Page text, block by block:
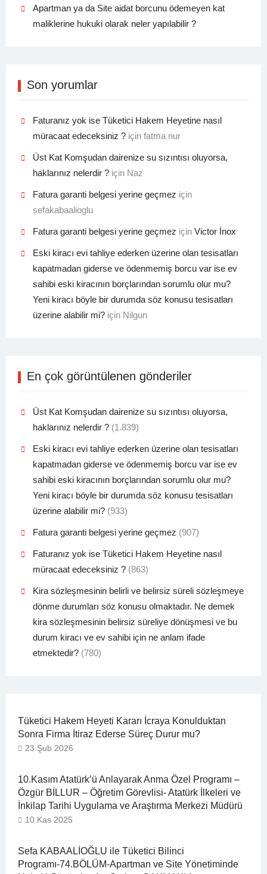
Apartman ya da Site aidat borcunu ödemeyen kat
maliklerine hukuki olarak neler yapılabilir ?
Son yorumlar
Faturanız yok ise Tüketici Hakem Heyetine nasıl
müracaat edeceksiniz ?için fatma nur
Üst Kat Komşudan dairenize su sızıntısı oluyorsa,
haklarınız nelerdir ?için Naz
Fatura garanti belgesi yerine geçmez için
sefakabaalioglu
Fatura garanti belgesi yerine geçmez için Victor İnox
Eski kiracı evi tahliye ederken üzerine olan tesisatları
kapatmadan giderse ve ödenmemiş borcu var ise ev
sahibi eski kiracının borçlarından sorumlu olur mu?
Yeni kiracı böyle bir durumda söz konusu tesisatları
üzerine alabilir mi?için Nilgun
En çok görüntülenen gönderiler
Üst Kat Komşudan dairenize su sızıntısı oluyorsa,
haklarınız nelerdir ? (1.839)
Eski kiracı evi tahliye ederken üzerine olan tesisatları
kapatmadan giderse ve ödenmemiş borcu var ise ev
sahibi eski kiracının borçlarından sorumlu olur mu?
Yeni kiracı böyle bir durumda söz konusu tesisatları
üzerine alabilir mi? (933)
Fatura garanti belgesi yerine geçmez (907)
Faturanız yok ise Tüketici Hakem Heyetine nasıl
müracaat edeceksiniz ? (863)
Kira sözleşmesinin belirli ve belirsiz süreli sözleşmeye
dönme durumları söz konusu olmaktadır. Ne demek
kira sözleşmesinin belirsiz süreliye dönüşmesi ve bu
durum kiracı ve ev sahibi için ne anlam ifade
etmektedir? (780)
Tüketici Hakem Heyeti Kararı İcraya Konulduktan
Sonra Firma İtiraz Ederse Süreç Durur mu?
23 Şub 2026
10.Kasım Atatürk’ü Anlayarak Anma Özel Programı –
Özgür BİLLUR – Öğretim Görevlisi- Atatürk İlkeleri ve
İnkilap Tarihi Uygulama ve Araştırma Merkezi Müdürü
10 Kas 2025
Sefa KABAALİOĞLU ile Tüketici Bilinci
Programı-74.BÖLÜM-Apartman ve Site Yönetiminde